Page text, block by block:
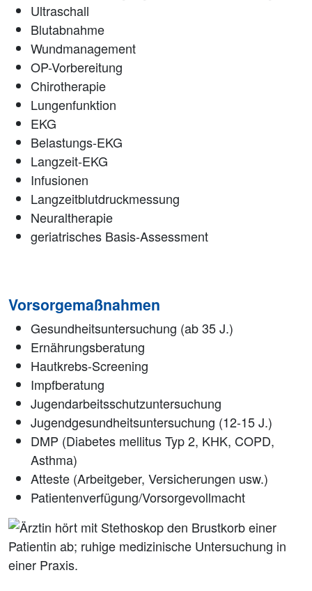
Ultraschall
Blutabnahme
Wundmanagement
OP-Vorbereitung
Chirotherapie
Lungenfunktion
EKG
Belastungs-EKG
Langzeit-EKG
Infusionen
Langzeitblutdruckmessung
Neuraltherapie
geriatrisches Basis-Assessment
Vorsorgemaßnahmen
Gesundheitsuntersuchung (ab 35 J.)
Ernährungsberatung
Hautkrebs-Screening
Impfberatung
Jugendarbeitsschutzuntersuchung
Jugendgesundheitsuntersuchung (12-15 J.)
DMP (Diabetes mellitus Typ 2, KHK, COPD,
Asthma)
Atteste (Arbeitgeber, Versicherungen usw.)
Patientenverfügung/Vorsorgevollmacht